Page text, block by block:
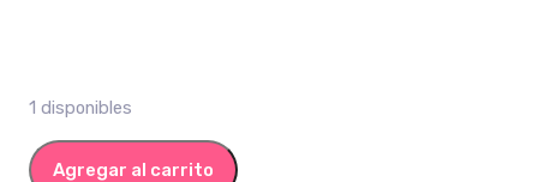
1 disponibles
Super Mario Gigante cantidad
Agregar al carrito